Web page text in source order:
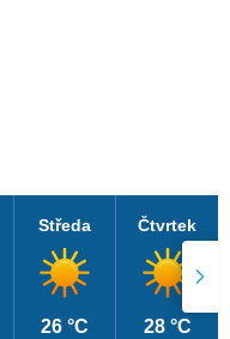
Středa
26 °C
Čtvrtek
28 °C